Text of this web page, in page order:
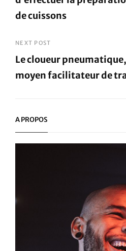
l’article
de cuissons
Post
NEXT POST
Le cloueur
moyen facilitateur de
A PROPOS